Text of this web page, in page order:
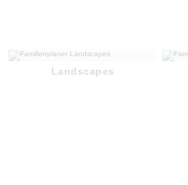
Landscapes